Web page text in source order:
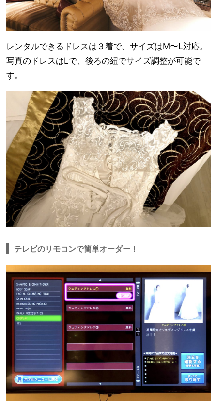
レンタルできるドレスは３着で、サイズはM〜L対応。
写真のドレスはLで、後ろの紐でサイズ調整が可能で
す。
テレビのリモコンで簡単オーダー！